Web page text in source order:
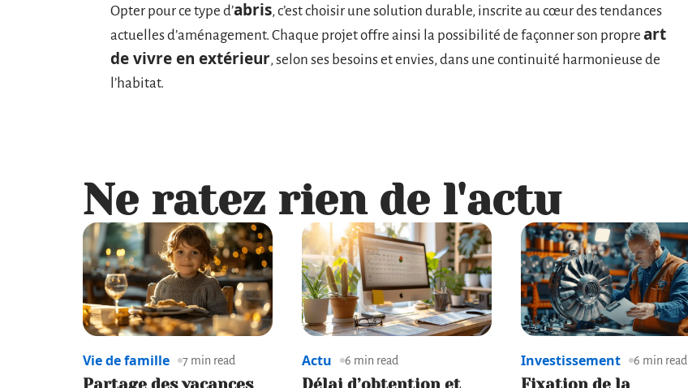
Opter pour ce type d’abris, c’est choisir une solution durable, inscrite au cœur des tendances
actuelles d’aménagement. Chaque projet offre ainsi la possibilité de façonner son propre art
de vivre en extérieur, selon ses besoins et envies, dans une continuité harmonieuse de
l’habitat.
Ne ratez rien de l'actu
Vie de famille 7 min read Actu 6 min read Investissement 6 min read